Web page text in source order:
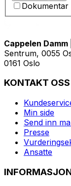
Cappelen Damm
Sentrum, 0055
0161 Oslo
KONTAKT OSS
Min side
Send inn
Presse
Ansatte